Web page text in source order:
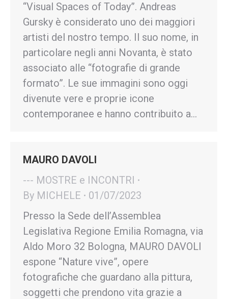
“Visual Spaces of Today”. Andreas
Gursky è considerato uno dei maggiori
artisti del nostro tempo. Il suo nome, in
particolare negli anni Novanta, è stato
associato alle “fotografie di grande
formato”. Le sue immagini sono oggi
divenute vere e proprie icone
contemporanee e hanno contribuito a…
MAURO DAVOLI
--- MOSTRE e INCONTRI
By MICHELE
01/07/2023
Presso la Sede dell’Assemblea
Legislativa Regione Emilia Romagna, via
Aldo Moro 32 Bologna, MAURO DAVOLI
espone “Nature vive”, opere
fotografiche che guardano alla pittura,
soggetti che prendono vita grazie a